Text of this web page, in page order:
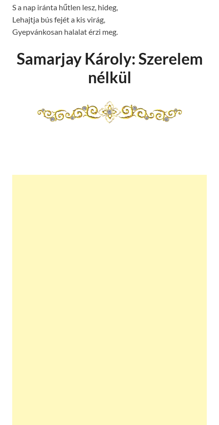
S a nap iránta hűtlen lesz, hideg,
Lehajtja bús fejét a kis virág,
Gyepvánkosan halalat érzi meg.
Samarjay Károly: Szerelem
nélkül